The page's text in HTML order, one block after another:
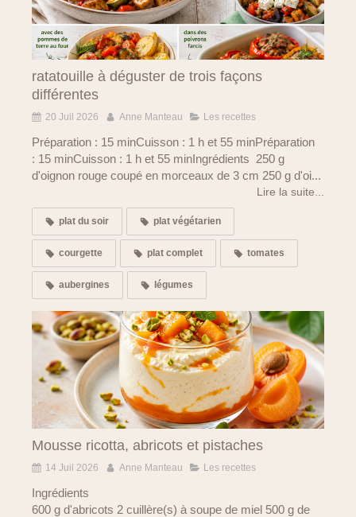
ratatouille à déguster de trois façons
différentes
20 Juil 2026 Anne Manteau Les recettes
Préparation : 15 minCuisson : 1 h et 55 minPréparation
: 15 minCuisson : 1 h et 55 minIngrédients 250 g
d'oignon rouge coupé en morceaux de 3 cm 250 g d'oi...
Lire la suite...
plat du soir plat végétarien
courgette plat complet tomates
aubergines légumes
Mousse ricotta, abricots et pistaches
14 Juil 2026 Anne Manteau Les recettes
Ingrédients
600 g d'abricots 2 cuillère(s) à soupe de miel 500 g de